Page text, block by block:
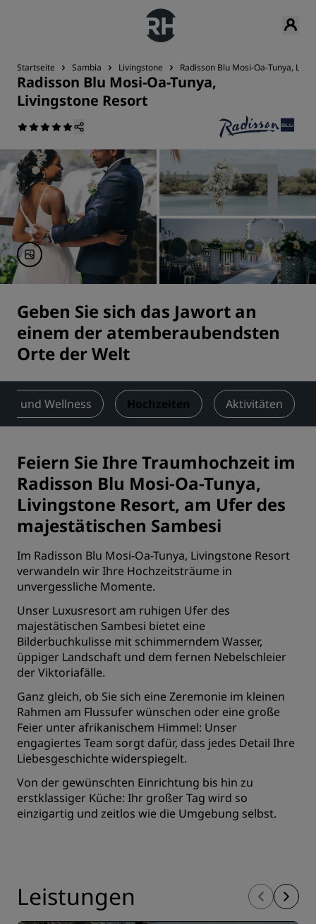
Startseite Sambia Livingstone Radisson Blu Mosi-Oa-Tunya,
Radisson Blu Mosi-Oa-Tunya,
Livingstone Resort
Geben Sie sich das Jawort an
einem der atemberaubendsten
Orte der Welt
und Wellness Hochzeiten Aktivitäten
Feiern Sie Ihre Traumhochzeit im
Radisson Blu Mosi-Oa-Tunya,
Livingstone Resort, am Ufer des
majestätischen Sambesi
Im Radisson Blu Mosi-Oa-Tunya, Livingstone Resort
verwandeln wir Ihre Hochzeitsträume in
unvergessliche Momente.
Unser Luxusresort am ruhigen Ufer des
majestätischen Sambesi bietet eine
Bilderbuchkulisse mit schimmerndem Wasser,
üppiger Landschaft und dem fernen Nebelschleier
der Viktoriafälle.
Ganz gleich, ob Sie sich eine Zeremonie im kleinen
Rahmen am Flussufer wünschen oder eine große
Feier unter afrikanischem Himmel: Unser
engagiertes Team sorgt dafür, dass jedes Detail Ihre
Liebesgeschichte widerspiegelt.
Von der gewünschten Einrichtung bis hin zu
erstklassiger Küche: Ihr großer Tag wird so
einzigartig und zeitlos wie die Umgebung selbst.
Leistungen